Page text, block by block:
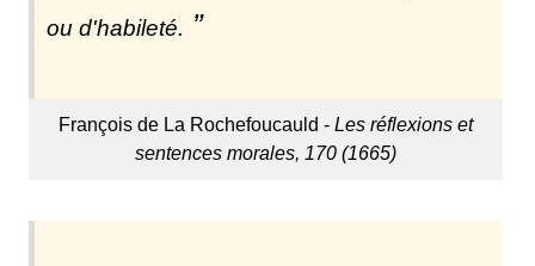
ou d'habileté.
François de La Rochefoucauld - Les réflexions et
sentences morales, 170 (1665)